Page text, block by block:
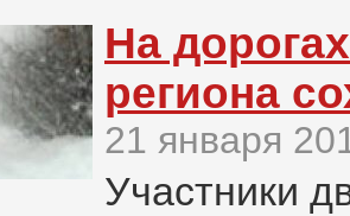
На
региона
21 января
Участники